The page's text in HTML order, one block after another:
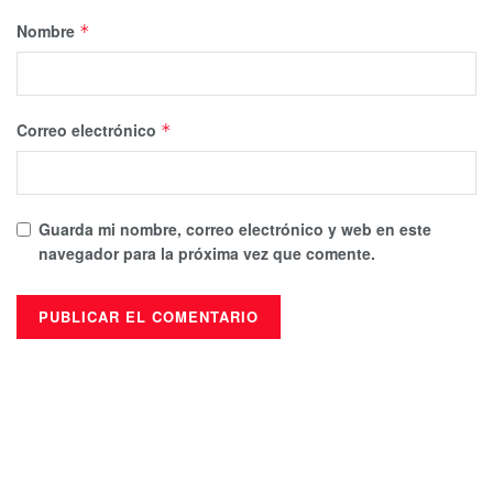
Nombre *
Correo electrónico *
Guarda mi nombre, correo electrónico y web en este
navegador para la próxima vez que comente.